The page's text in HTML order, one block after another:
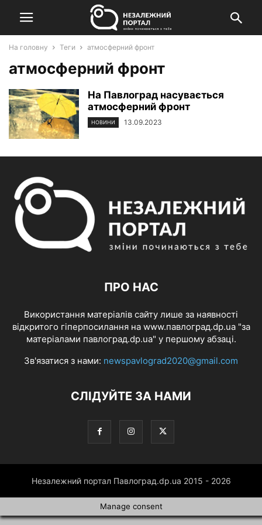
На головну Теги атмосферний фронт
атмосферний фронт
На Павлоград насувається
атмосферний фронт
НОВИНИ 13.09.2023
ПРО НАС
Використання матеріалів сайту лише за наявності
відкритого гіперпосилання на www.павлоград.dp.ua "за
матеріалами павлоград.dp.ua" у першому абзаці.
Зв'язатися з нами: newspavlograd2020@gmail.com
СЛІДУЙТЕ ЗА НАМИ
Незалежний портал Павлоград.dp.ua 2015 - 2026
Manage consent